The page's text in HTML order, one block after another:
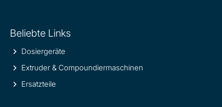
Beliebte Links
Dosiergeräte
Extruder & Compoundiermaschinen
Ersatzteile